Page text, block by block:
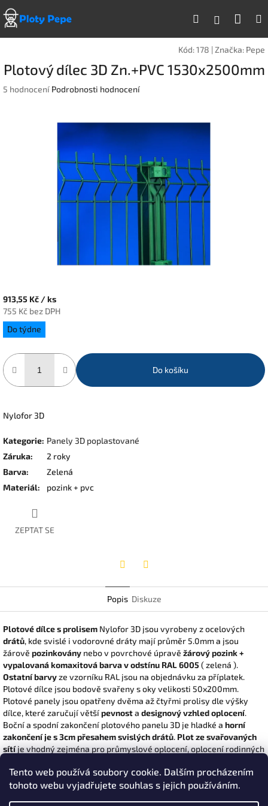
Tento web používá soubory cookie. Dalším procházením
tohoto webu vyjadřujete souhlas s jejich používáním.
na
obsah
Hledat
Kód:178 |Značka: Pepe
Plotový dílec 3D Zn.+PVC 1530x2500mm
Průměrné
5 hodnocení Podrobnosti hodnocení
913,55 Kč / ks
755 Kč bez DPH
Měrná
cena:
Do týdne
Do košíku
Nylofor 3D
Kategorie: Panely 3D poplastované
Záruka:
2 roky
Barva:
Zelená
Materiál: pozink + pvc
ZEPTAT SE
Popis Diskuze
Plotové dílce s prolisem Nylofor 3D jsou vyrobeny z ocelových
drátů, kde svislé i vodorovné dráty mají průměr 5.0mm a jsou
žárově pozinkovány nebo v povrchové úpravě žárový pozink +
vypalovaná komaxitová barva v odstínu RAL 6005 ( zelená ).
Ostatní barvyze vzorníku RAL jsou na objednávku za příplatek.
Plotové dílce jsou bodově svařeny s oky velikosti 50x200mm.
Plotové panely jsou opatřeny dvěma až čtyřmi prolisy dle výšky
dílce, které zaručují většípevnosta designový vzhled oplocení.
Boční a spodní zakončení plotového panelu 3D je hladké a horní
zakončení je s 3cm přesahem svislých drátů. Plot ze svařovaných
sítíje vhodný zejména pro průmyslové oplocení, oplocení rodinných
vojenských areálů. A také všude tam, kde je požádováno maximální
zabezpečení s důrazem na vzhled areprezentativnostobjektu. K